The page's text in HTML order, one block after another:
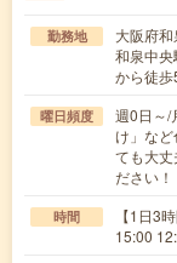
勤務地
大阪府
和泉中
から徒
曜日頻度
週0日～/
け」な
ても大丈
ださい！
時間
【1日3
15:00